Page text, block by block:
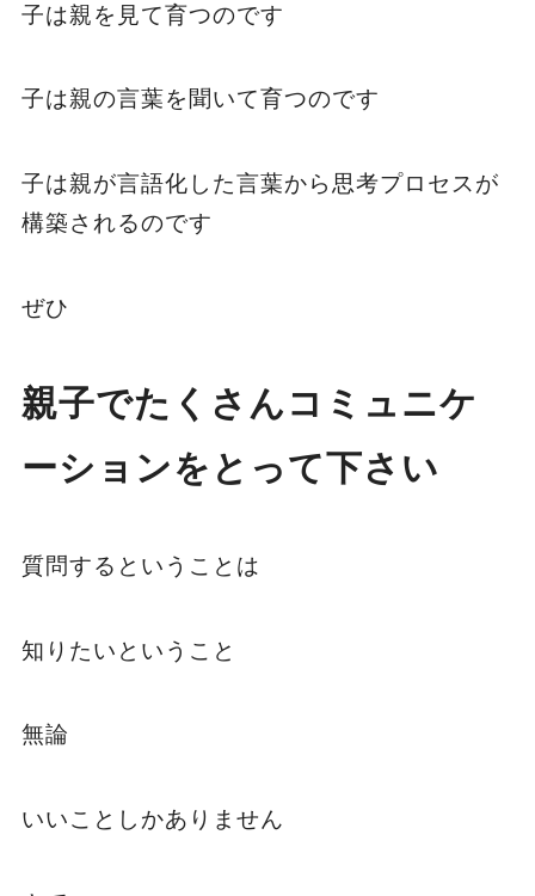
子は親を見て育つのです
子は親の言葉を聞いて育つのです
子は親が言語化した言葉から思考プロセスが
構築されるのです
ぜひ
親子でたくさんコミュニケ
ーションをとって下さい
質問するということは
知りたいということ
無論
いいことしかありません